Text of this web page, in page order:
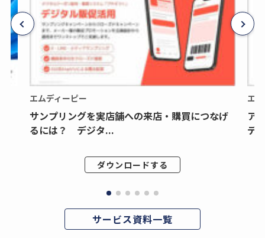
エムディーピー
サンプリングを実店舗への来店・購買につなげ
るには？ デジタ...
ダウンロードする
エ
ア
デ
サービス資料一覧